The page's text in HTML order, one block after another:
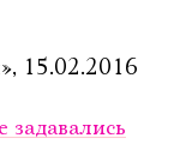
15.02.2016